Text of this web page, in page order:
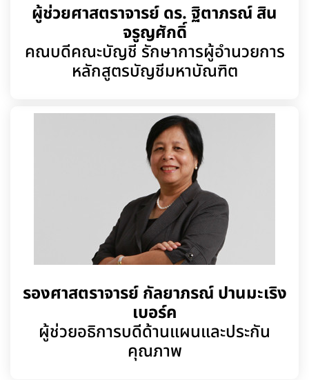
ผู้ช่วยศาสตราจารย์ ดร. ฐิตาภรณ์ สิน
จรูญศักดิ์
คณบดีคณะบัญชี รักษาการผู้อำนวยการ
หลักสูตรบัญชีมหาบัณฑิต
รองศาสตราจารย์ กัลยาภรณ์ ปานมะเริง
เบอร์ค
ผู้ช่วยอธิการบดีด้านแผนและประกัน
คุณภาพ